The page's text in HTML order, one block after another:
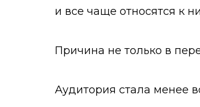
и все чаще относятся к
Причина не только в
Аудитория стала менее